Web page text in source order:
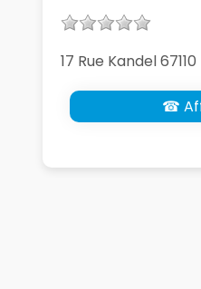
17 Rue Kandel
☎